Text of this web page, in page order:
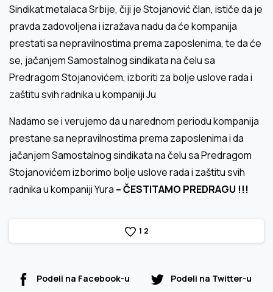
Sindikat metalaca Srbije, čiji je Stojanović član, ističe da je
pravda zadovoljena i izražava nadu da će kompanija
prestati sa nepravilnostima prema zaposlenima, te da će
se, jačanjem Samostalnog sindikata na čelu sa
Predragom Stojanovićem, izboriti za bolje uslove rada i
zaštitu svih radnika u kompaniji Ju
Nadamo se i verujemo da u narednom periodu kompanija
prestane sa nepravilnostima prema zaposlenima i da
jačanjem Samostalnog sindikata na čelu sa Predragom
Stojanovićem izborimo bolje uslove rada i zaštitu svih
radnika u kompaniji Yura – ČESTITAMO PREDRAGU !!!
1 2
Podeli na Facebook-u Podeli na Twitter-u